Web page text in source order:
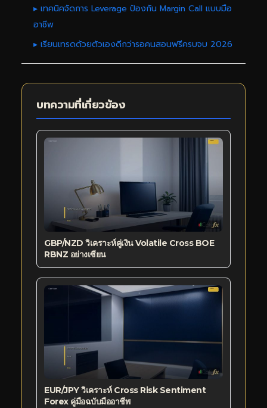
▸ เทคนิคจัดการ Leverage ป้องกัน Margin Call แบบมือ
อาชีพ
▸ เรียนเทรดด้วยตัวเองดีกว่ารอคนสอนฟรีครบจบ 2026
บทความที่เกี่ยวข้อง
GBP/NZD วิเคราะห์คู่เงิน Volatile Cross BOE
RBNZ อย่างเซียน
EUR/JPY วิเคราะห์ Cross Risk Sentiment
Forex คู่มือฉบับมืออาชีพ